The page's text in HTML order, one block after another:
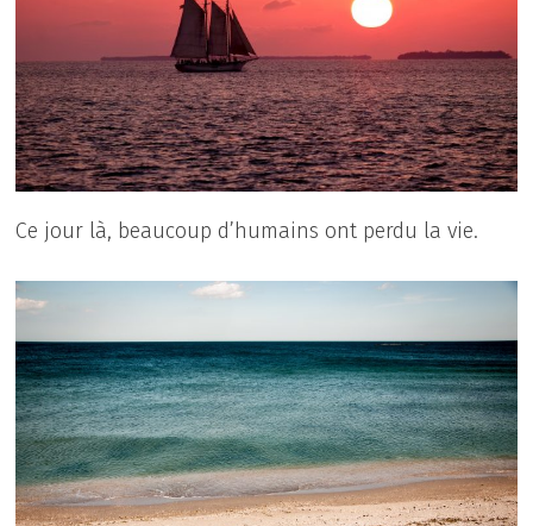
Ce jour là, beaucoup d’humains ont perdu la vie.